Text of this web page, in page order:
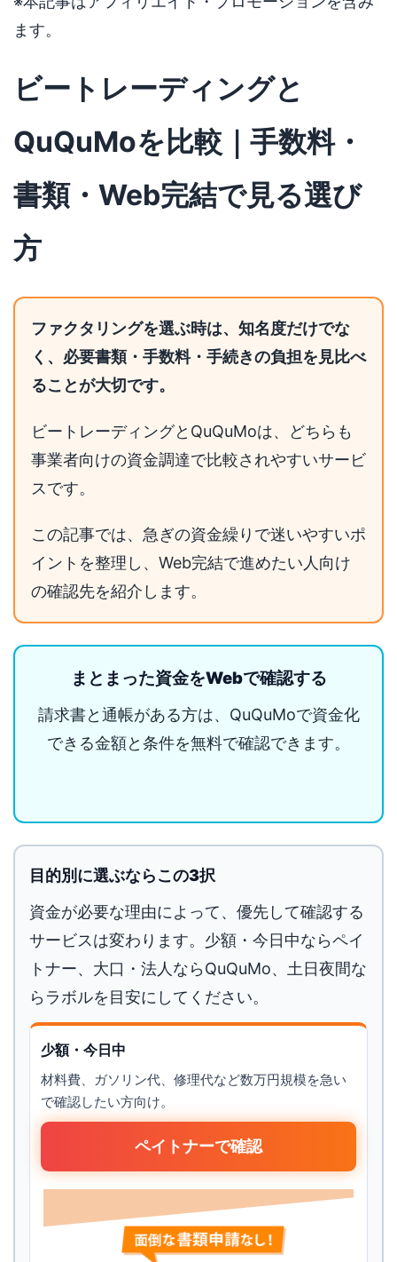
ます。
ビートレーディングと
QuQuMoを比較｜手数料・
書類・Web完結で見る選び
方
ファクタリングを選ぶ時は、知名度だけでな
く、必要書類・手数料・手続きの負担を見比べ
ることが大切です。
ビートレーディングとQuQuMoは、どちらも
事業者向けの資金調達で比較されやすいサービ
スです。
この記事では、急ぎの資金繰りで迷いやすいポ
イントを整理し、Web完結で進めたい人向け
の確認先を紹介します。
まとまった資金をWebで確認する
請求書と通帳がある方は、QuQuMoで資金化
できる金額と条件を無料で確認できます。
目的別に選ぶならこの3択
資金が必要な理由によって、優先して確認する
サービスは変わります。少額・今日中ならペイ
トナー、大口・法人ならQuQuMo、土日夜間な
らラボルを目安にしてください。
少額・今日中
材料費、ガソリン代、修理代など数万円規模を急い
で確認したい方向け。
ペイトナーで確認